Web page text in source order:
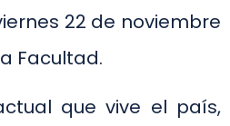
22 de noviembre
Facultad.
que vive el país,